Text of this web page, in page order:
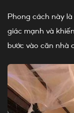
Phong cách này
giác mạnh và
bước vào căn nhà